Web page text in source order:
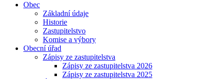
Obec
Základní údaje
Historie
Zastupitelstvo
Komise a výbory
Obecní úřad
Zápisy ze zastupitelstva
Zápisy ze zastupitelstva 2026
Zápisy ze zastupitelstva 2025